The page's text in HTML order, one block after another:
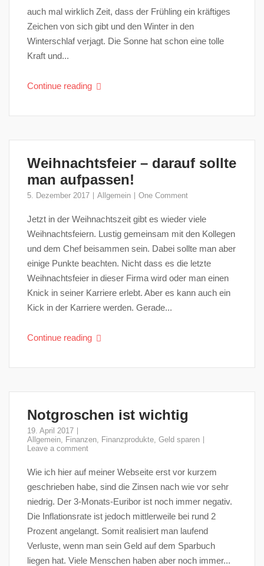
auch mal wirklich Zeit, dass der Frühling ein kräftiges
Zeichen von sich gibt und den Winter in den
Winterschlaf verjagt. Die Sonne hat schon eine tolle
Kraft und...
Continue reading
Weihnachtsfeier – darauf sollte
man aufpassen!
5. Dezember 2017 Allgemein One Comment
Jetzt in der Weihnachtszeit gibt es wieder viele
Weihnachtsfeiern. Lustig gemeinsam mit den Kollegen
und dem Chef beisammen sein. Dabei sollte man aber
einige Punkte beachten. Nicht dass es die letzte
Weihnachtsfeier in dieser Firma wird oder man einen
Knick in seiner Karriere erlebt. Aber es kann auch ein
Kick in der Karriere werden. Gerade...
Continue reading
Notgroschen ist wichtig
19. April 2017
Allgemein, Finanzen, Finanzprodukte, Geld sparen
Leave a comment
Wie ich hier auf meiner Webseite erst vor kurzem
geschrieben habe, sind die Zinsen nach wie vor sehr
niedrig. Der 3-Monats-Euribor ist noch immer negativ.
Die Inflationsrate ist jedoch mittlerweile bei rund 2
Prozent angelangt. Somit realisiert man laufend
Verluste, wenn man sein Geld auf dem Sparbuch
liegen hat. Viele Menschen haben aber noch immer...